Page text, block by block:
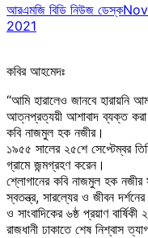
আরএমজি বিডি নিউজ ডেস্ক
2021
কবির আহমেদঃ
“আমি হারালেও জানবে হারায়নি
আত্নপ্রত্যয়ী আশাবাদ ব্যক্ত করা
কবি নাজমুল হক নজীর।
১৯৫৫ সালের ২৫শে সেপ্টেম্বর
গ্রামে জন্মগ্রহণ করেন।
শ্লোগানের কবি নাজমুল হক নজীর
স্বতন্ত্র, সারল্যের ও জীবন
ও সাংবাদিকের ৬ষ্ঠ প্রয়াণ
রাজধানী ঢাকাতে শেষ নিশ্বাস